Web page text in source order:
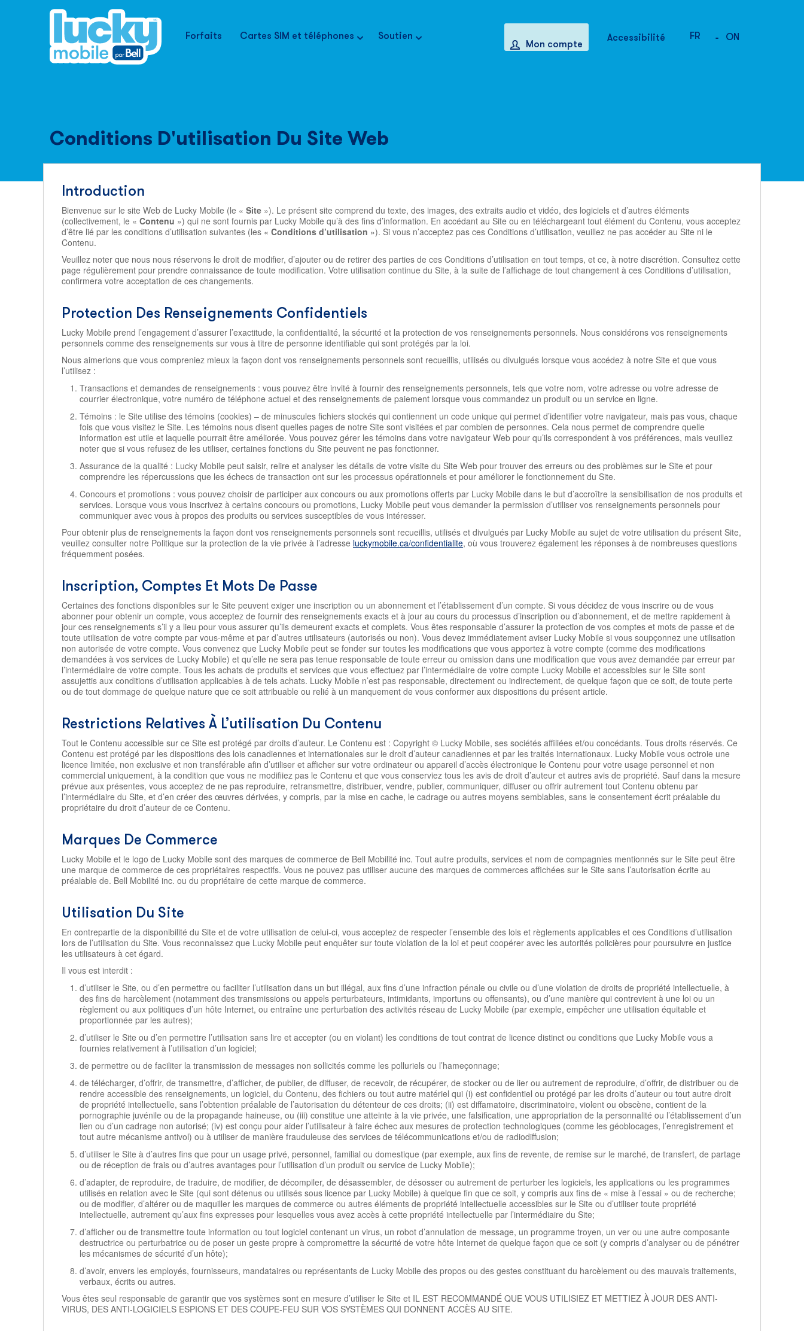
Forfaits Cartes SIM et téléphones Soutien
Mon compte
Services et Profil
Accessibilité FR - ON
Conditions D'utilisation Du Site Web
Introduction
Bienvenue sur le site Web de Lucky Mobile (le « Site »). Le présent site comprend du texte, des images, des extraits audio et vidéo, des logiciels et d’autres éléments
(collectivement, le « Contenu ») qui ne sont fournis par Lucky Mobile qu’à des fins d’information. En accédant au Site ou en téléchargeant tout élément du Contenu, vous acceptez
d’être lié par les conditions d’utilisation suivantes (les « Conditions d’utilisation »). Si vous n’acceptez pas ces Conditions d’utilisation, veuillez ne pas accéder au Site ni le
Contenu.
Veuillez noter que nous nous réservons le droit de modifier, d’ajouter ou de retirer des parties de ces Conditions d’utilisation en tout temps, et ce, à notre discrétion. Consultez cette
page régulièrement pour prendre connaissance de toute modification. Votre utilisation continue du Site, à la suite de l’affichage de tout changement à ces Conditions d’utilisation,
confirmera votre acceptation de ces changements.
Protection Des Renseignements Confidentiels
Lucky Mobile prend l’engagement d’assurer l’exactitude, la confidentialité, la sécurité et la protection de vos renseignements personnels. Nous considérons vos renseignements
personnels comme des renseignements sur vous à titre de personne identifiable qui sont protégés par la loi.
Nous aimerions que vous compreniez mieux la façon dont vos renseignements personnels sont recueillis, utilisés ou divulgués lorsque vous accédez à notre Site et que vous
l’utilisez :
Transactions et demandes de renseignements : vous pouvez être invité à fournir des renseignements personnels, tels que votre nom, votre adresse ou votre adresse de
courrier électronique, votre numéro de téléphone actuel et des renseignements de paiement lorsque vous commandez un produit ou un service en ligne.
Témoins : le Site utilise des témoins (cookies) – de minuscules fichiers stockés qui contiennent un code unique qui permet d’identifier votre navigateur, mais pas vous, chaque
fois que vous visitez le Site. Les témoins nous disent quelles pages de notre Site sont visitées et par combien de personnes. Cela nous permet de comprendre quelle
information est utile et laquelle pourrait être améliorée. Vous pouvez gérer les témoins dans votre navigateur Web pour qu’ils correspondent à vos préférences, mais veuillez
noter que si vous refusez de les utiliser, certaines fonctions du Site peuvent ne pas fonctionner.
Assurance de la qualité : Lucky Mobile peut saisir, relire et analyser les détails de votre visite du Site Web pour trouver des erreurs ou des problèmes sur le Site et pour
comprendre les répercussions que les échecs de transaction ont sur les processus opérationnels et pour améliorer le fonctionnement du Site.
Concours et promotions : vous pouvez choisir de participer aux concours ou aux promotions offerts par Lucky Mobile dans le but d’accroître la sensibilisation de nos produits et
services. Lorsque vous vous inscrivez à certains concours ou promotions, Lucky Mobile peut vous demander la permission d’utiliser vos renseignements personnels pour
communiquer avec vous à propos des produits ou services susceptibles de vous intéresser.
Pour obtenir plus de renseignements la façon dont vos renseignements personnels sont recueillis, utilisés et divulgués par Lucky Mobile au sujet de votre utilisation du présent Site,
veuillez consulter notre Politique sur la protection de la vie privée à l’adresse luckymobile.ca/confidentialite, où vous trouverez également les réponses à de nombreuses questions
fréquemment posées.
Inscription, Comptes Et Mots De Passe
Certaines des fonctions disponibles sur le Site peuvent exiger une inscription ou un abonnement et l’établissement d’un compte. Si vous décidez de vous inscrire ou de vous
abonner pour obtenir un compte, vous acceptez de fournir des renseignements exacts et à jour au cours du processus d’inscription ou d’abonnement, et de mettre rapidement à
jour ces renseignements s’il y a lieu pour vous assurer qu’ils demeurent exacts et complets. Vous êtes responsable d’assurer la protection de vos comptes et mots de passe et de
toute utilisation de votre compte par vous-même et par d’autres utilisateurs (autorisés ou non). Vous devez immédiatement aviser Lucky Mobile si vous soupçonnez une utilisation
non autorisée de votre compte. Vous convenez que Lucky Mobile peut se fonder sur toutes les modifications que vous apportez à votre compte (comme des modifications
demandées à vos services de Lucky Mobile) et qu’elle ne sera pas tenue responsable de toute erreur ou omission dans une modification que vous avez demandée par erreur par
l’intermédiaire de votre compte. Tous les achats de produits et services que vous effectuez par l’intermédiaire de votre compte Lucky Mobile et accessibles sur le Site sont
assujettis aux conditions d’utilisation applicables à de tels achats. Lucky Mobile n’est pas responsable, directement ou indirectement, de quelque façon que ce soit, de toute perte
ou de tout dommage de quelque nature que ce soit attribuable ou relié à un manquement de vous conformer aux dispositions du présent article.
Restrictions Relatives À L’utilisation Du Contenu
Tout le Contenu accessible sur ce Site est protégé par droits d’auteur. Le Contenu est : Copyright © Lucky Mobile, ses sociétés affiliées et/ou concédants. Tous droits réservés. Ce
Contenu est protégé par les dispositions des lois canadiennes et internationales sur le droit d’auteur canadiennes et par les traités internationaux. Lucky Mobile vous octroie une
licence limitée, non exclusive et non transférable afin d’utiliser et afficher sur votre ordinateur ou appareil d’accès électronique le Contenu pour votre usage personnel et non
commercial uniquement, à la condition que vous ne modifiiez pas le Contenu et que vous conserviez tous les avis de droit d’auteur et autres avis de propriété. Sauf dans la mesure
prévue aux présentes, vous acceptez de ne pas reproduire, retransmettre, distribuer, vendre, publier, communiquer, diffuser ou offrir autrement tout Contenu obtenu par
l’intermédiaire du Site, et d’en créer des œuvres dérivées, y compris, par la mise en cache, le cadrage ou autres moyens semblables, sans le consentement écrit préalable du
propriétaire du droit d’auteur de ce Contenu.
Marques De Commerce
Lucky Mobile et le logo de Lucky Mobile sont des marques de commerce de Bell Mobilité inc. Tout autre produits, services et nom de compagnies mentionnés sur le Site peut être
une marque de commerce de ces propriétaires respectifs. Vous ne pouvez pas utiliser aucune des marques de commerces affichées sur le Site sans l’autorisation écrite au
préalable de. Bell Mobilité inc. ou du propriétaire de cette marque de commerce.
Utilisation Du Site
En contrepartie de la disponibilité du Site et de votre utilisation de celui-ci, vous acceptez de respecter l’ensemble des lois et règlements applicables et ces Conditions d’utilisation
lors de l’utilisation du Site. Vous reconnaissez que Lucky Mobile peut enquêter sur toute violation de la loi et peut coopérer avec les autorités policières pour poursuivre en justice
les utilisateurs à cet égard.
Il vous est interdit :
d’utiliser le Site, ou d’en permettre ou faciliter l’utilisation dans un but illégal, aux fins d’une infraction pénale ou civile ou d’une violation de droits de propriété intellectuelle, à
des fins de harcèlement (notamment des transmissions ou appels perturbateurs, intimidants, importuns ou offensants), ou d’une manière qui contrevient à une loi ou un
règlement ou aux politiques d’un hôte Internet, ou entraîne une perturbation des activités réseau de Lucky Mobile (par exemple, empêcher une utilisation équitable et
proportionnée par les autres);
d’utiliser le Site ou d’en permettre l’utilisation sans lire et accepter (ou en violant) les conditions de tout contrat de licence distinct ou conditions que Lucky Mobile vous a
fournies relativement à l’utilisation d’un logiciel;
de permettre ou de faciliter la transmission de messages non sollicités comme les polluriels ou l’hameçonnage;
de télécharger, d’offrir, de transmettre, d’afficher, de publier, de diffuser, de recevoir, de récupérer, de stocker ou de lier ou autrement de reproduire, d’offrir, de distribuer ou de
rendre accessible des renseignements, un logiciel, du Contenu, des fichiers ou tout autre matériel qui (i) est confidentiel ou protégé par les droits d’auteur ou tout autre droit
de propriété intellectuelle, sans l’obtention préalable de l’autorisation du détenteur de ces droits; (ii) est diffamatoire, discriminatoire, violent ou obscène, contient de la
pornographie juvénile ou de la propagande haineuse, ou (iii) constitue une atteinte à la vie privée, une falsification, une appropriation de la personnalité ou l’établissement d’un
lien ou d’un cadrage non autorisé; (iv) est conçu pour aider l’utilisateur à faire échec aux mesures de protection technologiques (comme les géoblocages, l’enregistrement et
tout autre mécanisme antivol) ou à utiliser de manière frauduleuse des services de télécommunications et/ou de radiodiffusion;
d’utiliser le Site à d’autres fins que pour un usage privé, personnel, familial ou domestique (par exemple, aux fins de revente, de remise sur le marché, de transfert, de partage
ou de réception de frais ou d’autres avantages pour l’utilisation d’un produit ou service de Lucky Mobile);
d’adapter, de reproduire, de traduire, de modifier, de décompiler, de désassembler, de désosser ou autrement de perturber les logiciels, les applications ou les programmes
utilisés en relation avec le Site (qui sont détenus ou utilisés sous licence par Lucky Mobile) à quelque fin que ce soit, y compris aux fins de « mise à l’essai » ou de recherche;
ou de modifier, d’altérer ou de maquiller les marques de commerce ou autres éléments de propriété intellectuelle accessibles sur le Site ou d’utiliser toute propriété
intellectuelle, autrement qu’aux fins expresses pour lesquelles vous avez accès à cette propriété intellectuelle par l’intermédiaire du Site;
d’afficher ou de transmettre toute information ou tout logiciel contenant un virus, un robot d’annulation de message, un programme troyen, un ver ou une autre composante
destructrice ou perturbatrice ou de poser un geste propre à compromettre la sécurité de votre hôte Internet de quelque façon que ce soit (y compris d’analyser ou de pénétrer
les mécanismes de sécurité d’un hôte);
d’avoir, envers les employés, fournisseurs, mandataires ou représentants de Lucky Mobile des propos ou des gestes constituant du harcèlement ou des mauvais traitements,
verbaux, écrits ou autres.
Vous êtes seul responsable de garantir que vos systèmes sont en mesure d’utiliser le Site et IL EST RECOMMANDÉ QUE VOUS UTILISIEZ ET METTIEZ À JOUR DES ANTI-
VIRUS, DES ANTI-LOGICIELS ESPIONS ET DES COUPE-FEU SUR VOS SYSTÈMES QUI DONNENT ACCÈS AU SITE.